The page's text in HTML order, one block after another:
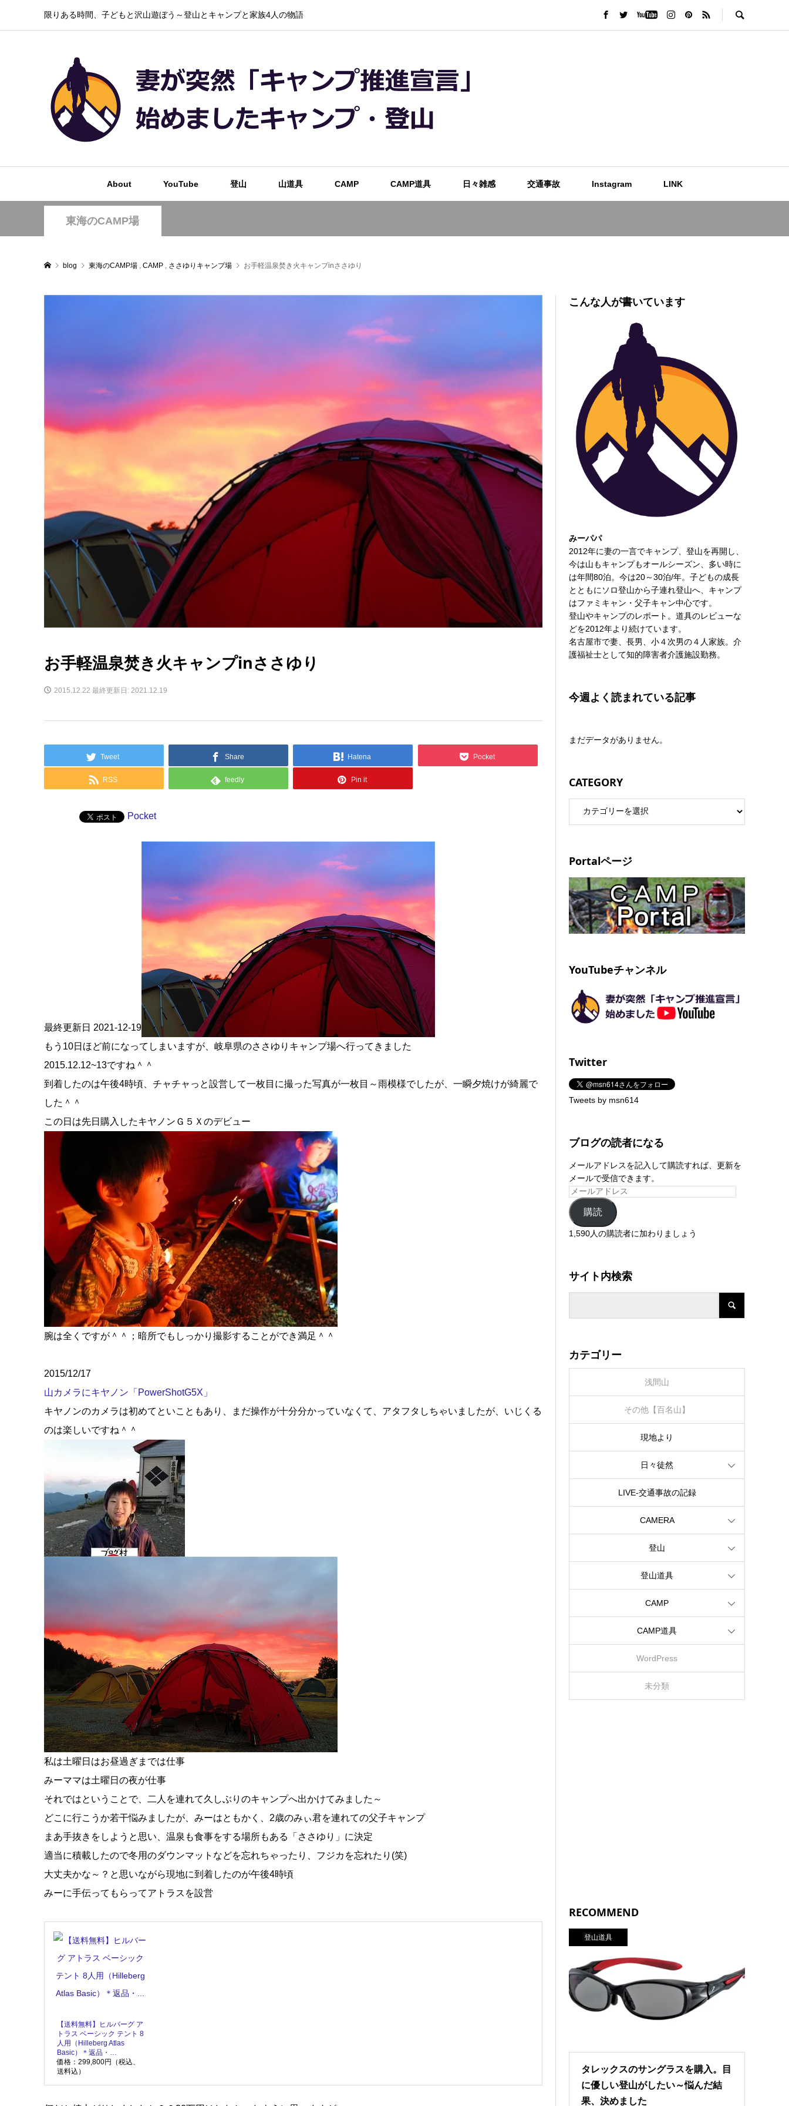
限りある時間、子どもと沢山遊ぼう～登山とキャンプと家族4人の物語
About YouTube 登山 山道具 CAMP CAMP道具 日々雑感 交通事故 Instagram LINK
東海のCAMP場
blog 東海のCAMP場 , CAMP , ささゆりキャンプ場 お手軽温泉焚き火キャンプinささゆり
お手軽温泉焚き火キャンプinささゆり
2015.12.22 最終更新日: 2021.12.19
Tweet Share Hatena Pocket
RSS feedly Pin it
Pocket
最終更新日 2021-12-19
もう10日ほど前になってしまいますが、岐阜県のささゆりキャンプ場へ行ってきました
2015.12.12~13ですね＾＾
到着したのは午後4時頃、チャチャっと設営して一枚目に撮った写真が一枚目～雨模様でしたが、一瞬夕焼けが綺麗で
した＾＾
この日は先日購入したキヤノンＧ５Ｘのデビュー
腕は全くですが＾＾；暗所でもしっかり撮影することができ満足＾＾
2015/12/17
山カメラにキヤノン「PowerShotG5X」
キヤノンのカメラは初めてといこともあり、まだ操作が十分分かっていなくて、アタフタしちゃいましたが、いじくる
のは楽しいですね＾＾
私は土曜日はお昼過ぎまでは仕事
みーママは土曜日の夜が仕事
それではということで、二人を連れて久しぶりのキャンプへ出かけてみました～
どこに行こうか若干悩みましたが、みーはともかく、2歳のみぃ君を連れての父子キャンプ
まあ手抜きをしようと思い、温泉も食事をする場所もある「ささゆり」に決定
適当に積載したので冬用のダウンマットなどを忘れちゃったり、フジカを忘れたり(笑)
大丈夫かな～？と思いながら現地に到着したのが午後4時頃
みーに手伝ってもらってアトラスを設営
【送料無料】ヒルバーグ ア
トラス ベーシック テント 8
人用（Hilleberg Atlas
Basic）＊返品・…
価格：299,800円（税込、
送料込）
こんな人が書いています
みーパパ
2012年に妻の一言でキャンプ、登山を再開し、
今は山もキャンプもオールシーズン、多い時に
は年間80泊。今は20～30泊/年。子どもの成長
とともにソロ登山から子連れ登山へ、キャンプ
はファミキャン・父子キャン中心です。
登山やキャンプのレポート。道具のレビューな
どを2012年より続けています。
名古屋市で妻、長男、小４次男の４人家族。介
護福祉士として知的障害者介護施設勤務。
今週よく読まれている記事
まだデータがありません。
CATEGORY
Portalページ
YouTubeチャンネル
Twitter
Tweets by msn614
ブログの読者になる
メールアドレスを記入して購読すれば、更新を
メールで受信できます。
購読
1,590人の購読者に加わりましょう
サイト内検索
カテゴリー
浅間山
その他【百名山】
現地より
日々徒然
LIVE‐交通事故の記録
CAMERA
登山
登山道具
CAMP
CAMP道具
WordPress
未分類
RECOMMEND
登山道具
タレックスのサングラスを購入。目
に優しい登山がしたい～悩んだ結
果、決めました